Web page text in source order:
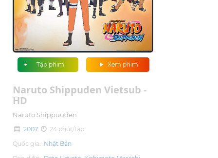
Xem phim
Tập phim
Naruto Shippuden Vietsub -
HD
Naruto Shippuuden
2007
24 phút/tập
Quốc gia: Nhật Bản